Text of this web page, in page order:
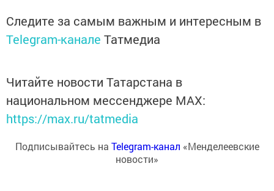
Следите за самым важным и интересным в
Telegram-канале Татмедиа
Читайте новости Татарстана в
национальном мессенджере MАХ:
https://max.ru/tatmedia
Подписывайтесь на Telegram-канал «Менделеевские
новости»